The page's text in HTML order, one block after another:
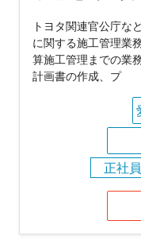
トヨタ関連官公庁な
に関する施工管理業
算施工管理までの業
計画書の作成、プ
正社員